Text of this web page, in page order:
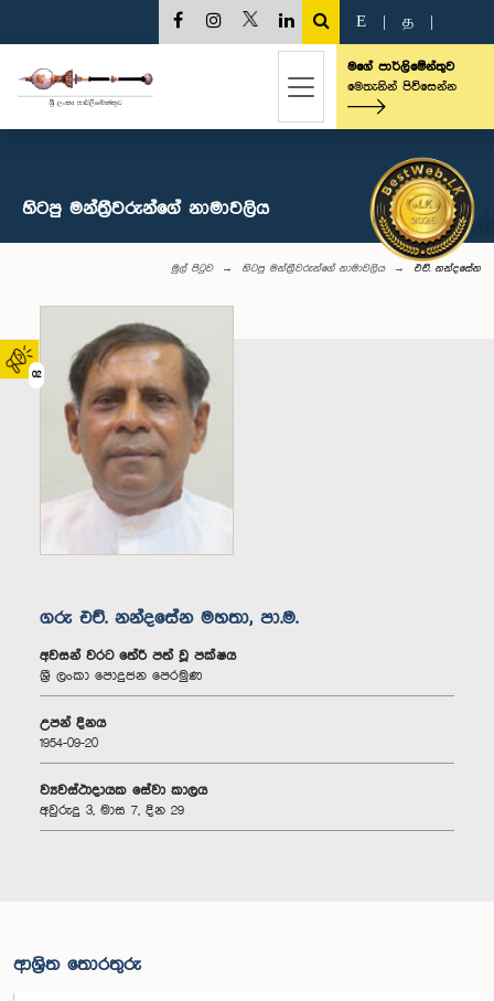
02
E த
මගේ පාර්ලිමේන්තුව
මෙතැනින් පිවිසෙන්න
හිටපු මන්ත්‍රීවරුන්ගේ නාමාවලිය
මුල් පිටුව හිටපු මන්ත්‍රීවරුන්ගේ නාමාවලිය එච්. නන්දසේන
ගරු එච්. නන්දසේන මහතා, පා.ම.
අවසන් වරට තේරී පත් වූ පක්ෂය
ශ්‍රී ලංකා පොදුජන පෙරමුණ
උපන් දිනය
1954-09-20
ව්‍යවස්ථාදායක සේවා කාලය
අවුරුදු 3, මාස 7, දින 29
ආශ්‍රිත තොරතුරු